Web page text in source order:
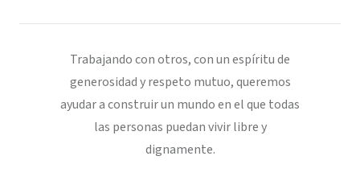
Trabajando con otros, con un espíritu de
generosidad y respeto mutuo, queremos
ayudar a construir un mundo en el que todas
las personas puedan vivir libre y
dignamente.